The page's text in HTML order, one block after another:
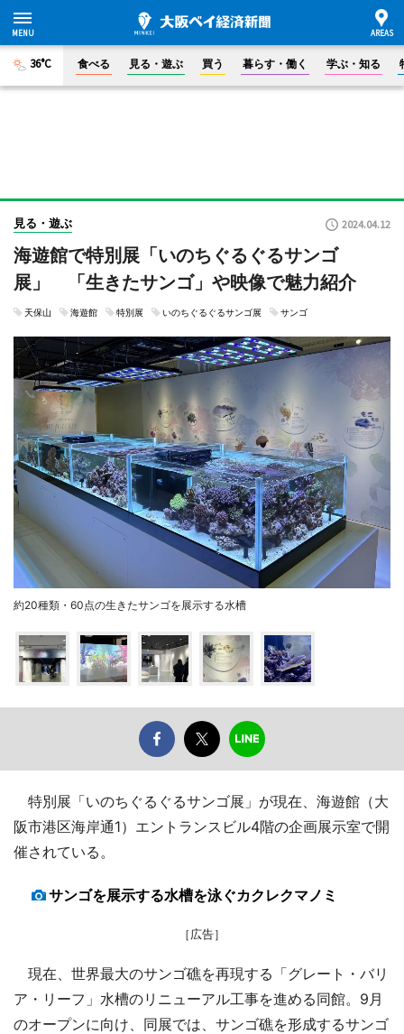
36°C 食べる 見る・遊ぶ 買う 暮らす・働く 学ぶ・知る
見る・遊ぶ 2024.04.12
海遊館で特別展「いのちぐるぐるサンゴ
展」 「生きたサンゴ」や映像で魅力紹介
天保山 海遊館 特別展 いのちぐるぐるサンゴ展 サンゴ
約20種類・60点の生きたサンゴを展示する水槽
特別展「いのちぐるぐるサンゴ展」が現在、海遊館（大
阪市港区海岸通1）エントランスビル4階の企画展示室で開
催されている。
サンゴを展示する水槽を泳ぐカクレクマノミ
［広告］
現在、世界最大のサンゴ礁を再現する「グレート・バリ
ア・リーフ」水槽のリニューアル工事を進める同館。9月
のオープンに向け、同展では、サンゴ礁を形成するサンゴ